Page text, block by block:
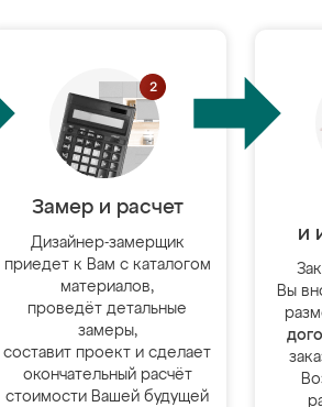
Замер и расчет
Дизайнер-замерщик
приедет к Вам с каталогом
материалов,
проведёт детальные
замеры,
составит проект и сделает
окончательный расчёт
стоимости Вашей будущей
и
Вы